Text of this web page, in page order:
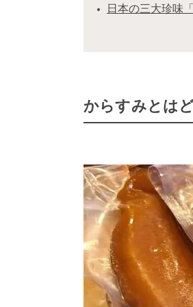
日本の三大珍味
からすみとは